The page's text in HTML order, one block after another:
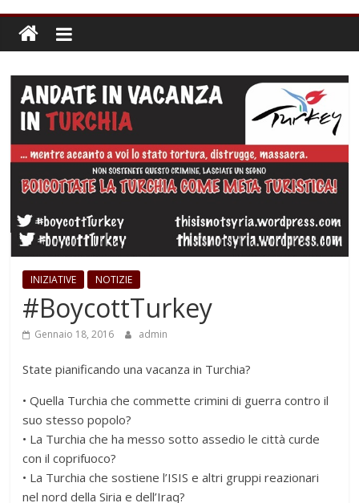
INIZIATIVE NOTIZIE
#BoycottTurkey
Gennaio 18, 2016 admin
State pianificando una vacanza in Turchia?
• Quella Turchia che commette crimini di guerra contro il
suo stesso popolo?
• La Turchia che ha messo sotto assedio le città curde
con il coprifuoco?
• La Turchia che sostiene l’ISIS e altri gruppi reazionari
nel nord della Siria e dell’Iraq?